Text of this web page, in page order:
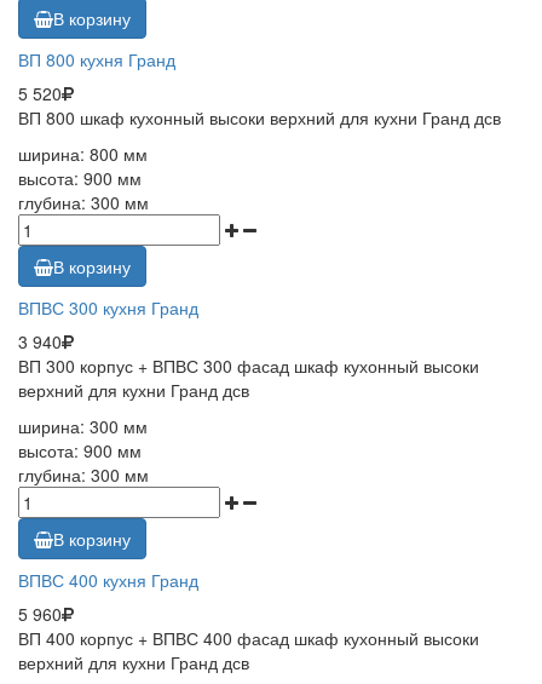
В корзину
ВП 800 кухня Гранд
5 520
ВП 800 шкаф кухонный высоки верхний для кухни Гранд дсв
ширина: 800 мм
высота: 900 мм
глубина: 300 мм
В корзину
ВПВС 300 кухня Гранд
3 940
ВП 300 корпус + ВПВС 300 фасад шкаф кухонный высоки
верхний для кухни Гранд дсв
ширина: 300 мм
высота: 900 мм
глубина: 300 мм
В корзину
ВПВС 400 кухня Гранд
5 960
ВП 400 корпус + ВПВС 400 фасад шкаф кухонный высоки
верхний для кухни Гранд дсв